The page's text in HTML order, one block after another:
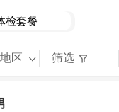
检套餐
区 筛选